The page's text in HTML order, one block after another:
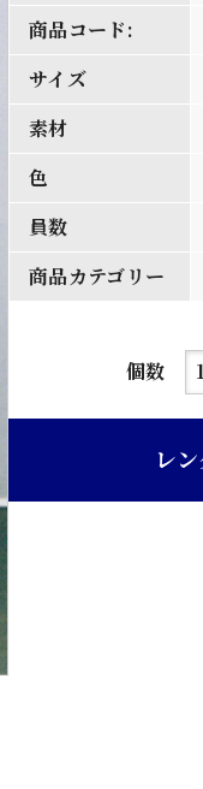
商品コード:
サイズ
素材
色
員数
商品カテゴリー
個数
茶
レ